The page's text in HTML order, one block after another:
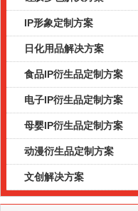
IP形象定制方案
日化用品解决方案
食品IP衍生品定制方案
电子IP衍生品定制方案
母婴IP衍生品定制方案
动漫衍生品定制方案
文创解决方案